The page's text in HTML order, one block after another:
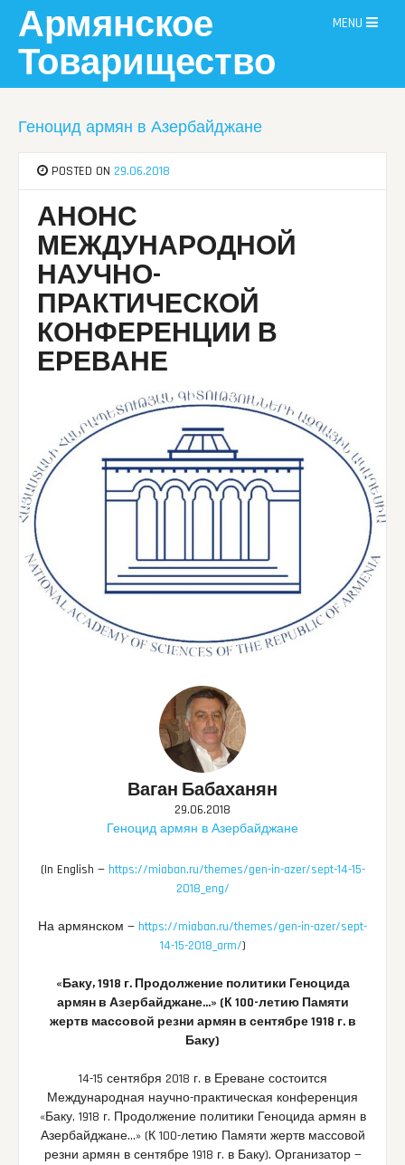
content
Армянское
Товарищество
MENU
Геноцид армян в Азербайджане
POSTED ON 29.06.2018
АНОНС
МЕЖДУНАРОДНОЙ
НАУЧНО-
ПРАКТИЧЕСКОЙ
КОНФЕРЕНЦИИ В
ЕРЕВАНЕ
Ваган Бабаханян
29.06.2018
Геноцид армян в Азербайджане
(In English — https://miaban.ru/themes/gen-in-azer/sept-14-15-
2018_eng/
На армянском — https://miaban.ru/themes/gen-in-azer/sept-
14-15-2018_arm/)
«Баку, 1918 г. Продолжение политики Геноцида
армян в Азербайджане…» (К 100-летию Памяти
жертв массовой резни армян в сентябре 1918 г. в
Баку)
14-15 сентября 2018 г. в Ереване состоится
Международная научно-практическая конференция
«Баку, 1918 г. Продолжение политики Геноцида армян в
Азербайджане…» (К 100-летию Памяти жертв массовой
резни армян в сентябре 1918 г. в Баку). Организатор —